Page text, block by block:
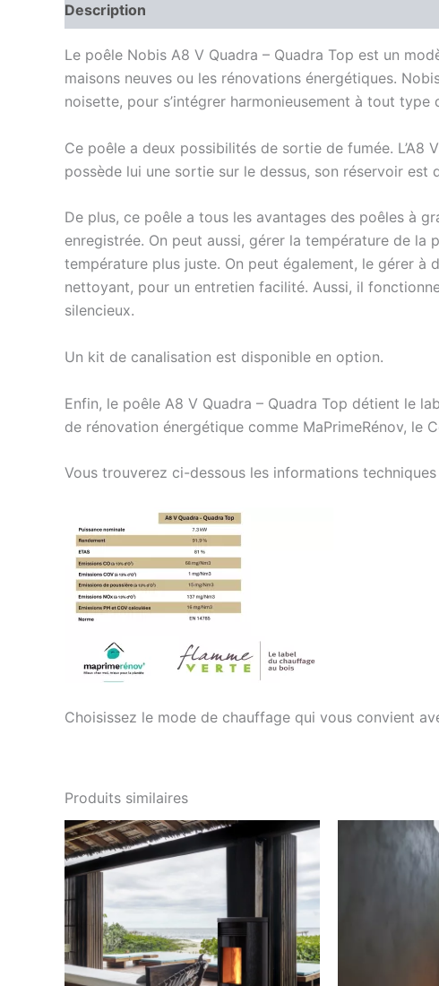
Description
Le poêle Nobis A8 V Quadra – Quadra Top est un
maisons neuves ou les rénovations énergétiques.
noisette, pour s’intégrer harmonieusement à tout type
Ce poêle a deux possibilités de sortie de fumée. L’A8
possède lui une sortie sur le dessus, son réservoir
De plus, ce poêle a tous les avantages des poêles à
enregistrée. On peut aussi, gérer la température de
température plus juste. On peut également, le gérer
nettoyant, pour un entretien facilité. Aussi, il
silencieux.
Un kit de canalisation est disponible en option.
Enfin, le poêle A8 V Quadra – Quadra Top détient le
de rénovation énergétique comme MaPrimeRénov, le
Vous trouverez ci-dessous les informations techniques
Choisissez le mode de chauffage qui vous convient
Produits similaires